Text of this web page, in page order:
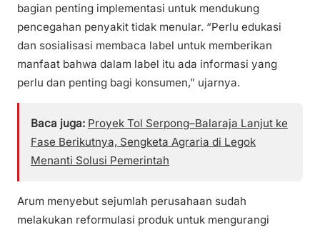
bagian penting implementasi untuk mendukung
pencegahan penyakit tidak menular. “Perlu edukasi
dan sosialisasi membaca label untuk memberikan
manfaat bahwa dalam label itu ada informasi yang
perlu dan penting bagi konsumen,” ujarnya.
Baca juga: Proyek Tol Serpong–Balaraja Lanjut ke
Fase Berikutnya, Sengketa Agraria di Legok
Menanti Solusi Pemerintah
Arum menyebut sejumlah perusahaan sudah
melakukan reformulasi produk untuk mengurangi